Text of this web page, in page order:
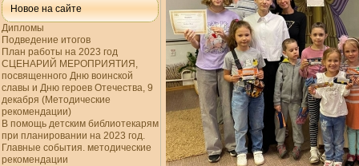
Новое на сайте
Дипломы
Подведение итогов
План работы на 2023 год
СЦЕНАРИЙ МЕРОПРИЯТИЯ,
посвященного Дню воинской
славы и Дню героев Отечества, 9
декабря (Методические
рекомендации)
В помощь детским библиотекарям
при планировании на 2023 год.
Главные события. методические
рекомендации